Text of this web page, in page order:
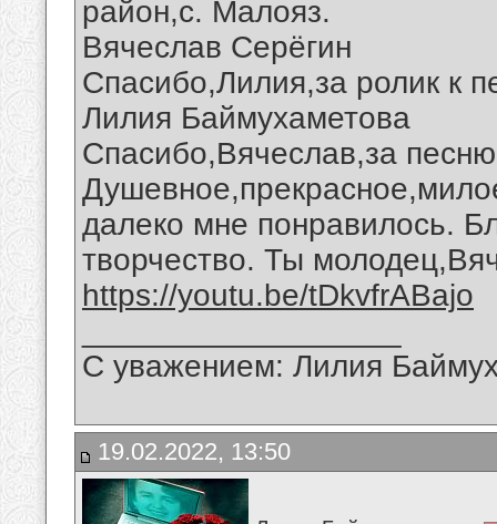
район,с. Малояз.
Вячеслав Серёгин
Спасибо,Лилия,за ролик к
Лилия Баймухаметова
Спасибо,Вячеслав,за
далеко мне понравилось.
творчество. Ты
https://youtu.be/tDkvfrABajo
С уважением: Лилия
19.02.2022, 13:50